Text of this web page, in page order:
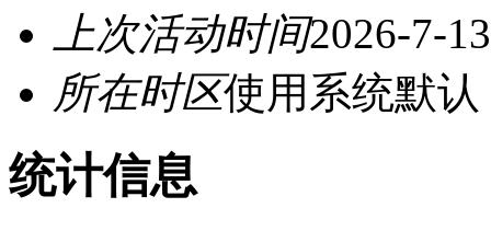
上次活动时间2026-7-
所在时区使用系统默认
统计信息